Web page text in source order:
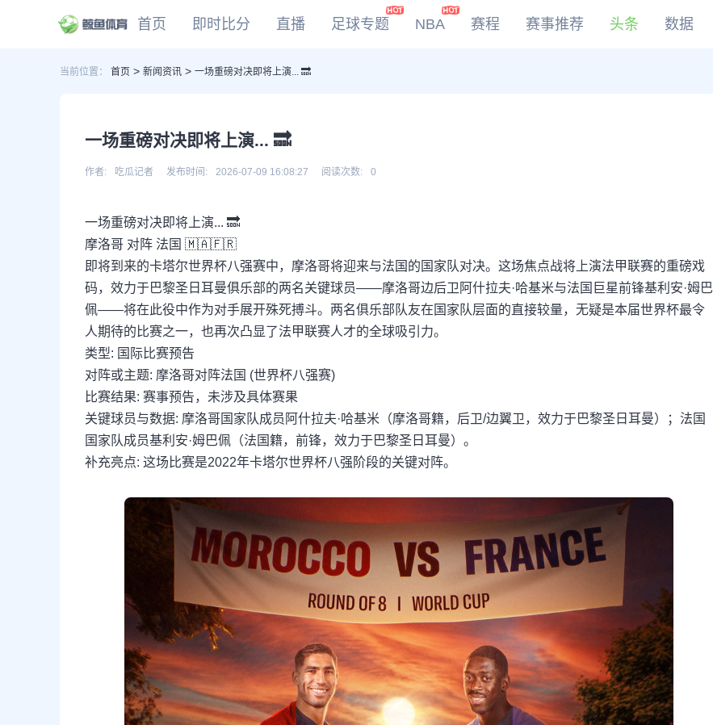
首页 即时比分
足球 比分
电竞 比分
欧冠
德甲
直播
CBA
DOTA2
KOG
足球专题 NBA 赛程 赛事推荐
足球推荐
头条
头条
数据
足球资料库
当前位置： 首页 > 新闻资讯 > 一场重磅对决即将上演... 🔜
一场重磅对决即将上演... 🔜
作者: 吃瓜记者 发布时间: 2026-07-09 16:08:27 阅读次数: 0
一场重磅对决即将上演... 🔜
摩洛哥 对阵 法国 🇲🇦🇫🇷
即将到来的卡塔尔世界杯八强赛中，摩洛哥将迎来与法国的国家队对决。这场焦点战将上演法甲联赛的重磅戏
码，效力于巴黎圣日耳曼俱乐部的两名关键球员——摩洛哥边后卫阿什拉夫·哈基米与法国巨星前锋基利安·姆巴
佩——将在此役中作为对手展开殊死搏斗。两名俱乐部队友在国家队层面的直接较量，无疑是本届世界杯最令
人期待的比赛之一，也再次凸显了法甲联赛人才的全球吸引力。
类型: 国际比赛预告
对阵或主题: 摩洛哥对阵法国 (世界杯八强赛)
比赛结果: 赛事预告，未涉及具体赛果
关键球员与数据: 摩洛哥国家队成员阿什拉夫·哈基米（摩洛哥籍，后卫/边翼卫，效力于巴黎圣日耳曼）；法国
国家队成员基利安·姆巴佩（法国籍，前锋，效力于巴黎圣日耳曼）。
补充亮点: 这场比赛是2022年卡塔尔世界杯八强阶段的关键对阵。